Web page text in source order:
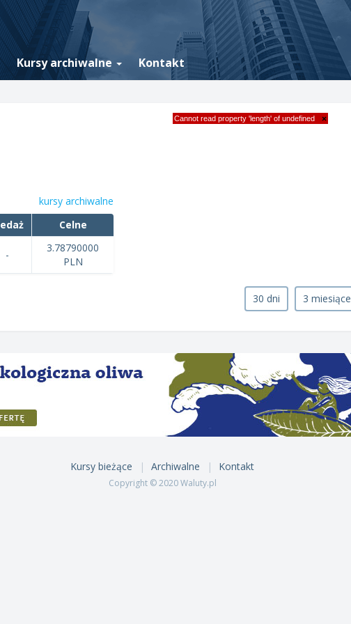
Kursy archiwalne Kontakt
kursy archiwalne
Celne
-
3.78790000
PLN
Cannot read property 'length' of undefined ×
30 dni 3 miesiące
Kursy bieżące Archiwalne Kontakt
Copyright © 2020 Waluty.pl